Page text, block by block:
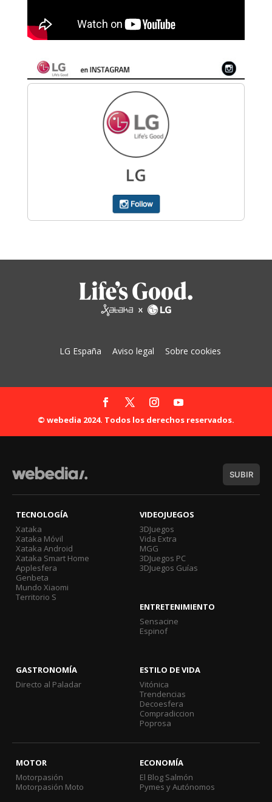
LG España Aviso legal Sobre cookies
© webedia 2024. Todos los derechos reservados.
SUBIR
TECNOLOGÍA
Xataka
Xataka Móvil
Xataka Android
Xataka Smart Home
Applesfera
Genbeta
Mundo Xiaomi
Territorio S
VIDEOJUEGOS
3DJuegos
Vida Extra
MGG
3DJuegos PC
3DJuegos Guías
ENTRETENIMIENTO
Sensacine
Espinof
GASTRONOMÍA
Directo al Paladar
ESTILO DE VIDA
Vitónica
Trendencias
Decoesfera
Compradiccion
Poprosa
MOTOR
Motorpasión
Motorpasión Moto
ECONOMÍA
El Blog Salmón
Pymes y Autónomos